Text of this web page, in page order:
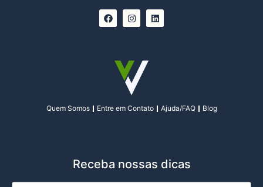
Quem Somos Entre em Contato Ajuda/FAQ Blog
Receba nossas dicas